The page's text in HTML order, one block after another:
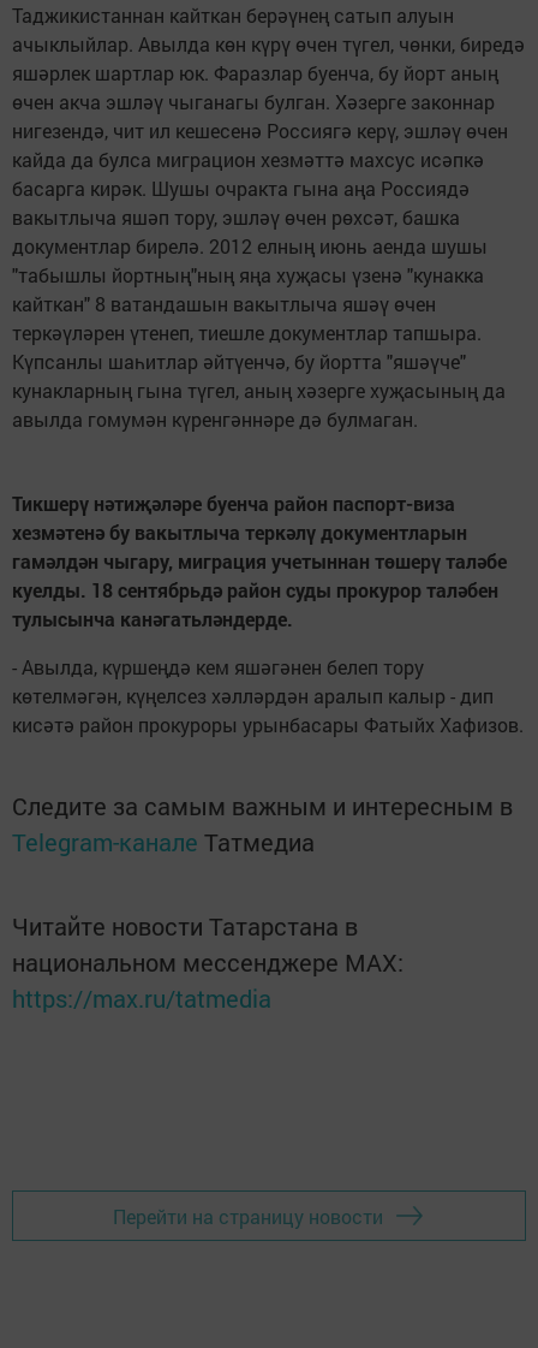
Таджикистаннан кайткан берәүнең сатып алуын
ачыклыйлар. Авылда көн күрү өчен түгел, чөнки, биредә
яшәрлек шартлар юк. Фаразлар буенча, бу йорт аның
өчен акча эшләү чыганагы булган. Хәзерге законнар
нигезендә, чит ил кешесенә Россиягә керү, эшләү өчен
кайда да булса миграцион хезмәттә махсус исәпкә
басарга кирәк. Шушы очракта гына аңа Россиядә
вакытлыча яшәп тору, эшләү өчен рөхсәт, башка
документлар бирелә. 2012 елның июнь аенда шушы
"табышлы йортның"ның яңа хуҗасы үзенә "кунакка
кайткан" 8 ватандашын вакытлыча яшәү өчен
теркәүләрен үтенеп, тиешле документлар тапшыра.
Күпсанлы шаһитлар әйтүенчә, бу йортта "яшәүче"
кунакларның гына түгел, аның хәзерге хуҗасының да
авылда гомумән күренгәннәре дә булмаган.
Тикшерү нәтиҗәләре буенча район паспорт-виза
хезмәтенә бу вакытлыча теркәлү документларын
гамәлдән чыгару, миграция учетыннан төшерү таләбе
куелды. 18 сентябрьдә район суды прокурор таләбен
тулысынча канәгатьләндерде.
- Авылда, күршеңдә кем яшәгәнен белеп тору
көтелмәгән, күңелсез хәлләрдән аралып калыр - дип
кисәтә район прокуроры урынбасары Фатыйх Хафизов.
Следите за самым важным и интересным в
Telegram-канале Татмедиа
Читайте новости Татарстана в
национальном мессенджере MАХ:
https://max.ru/tatmedia
Перейти на страницу новости